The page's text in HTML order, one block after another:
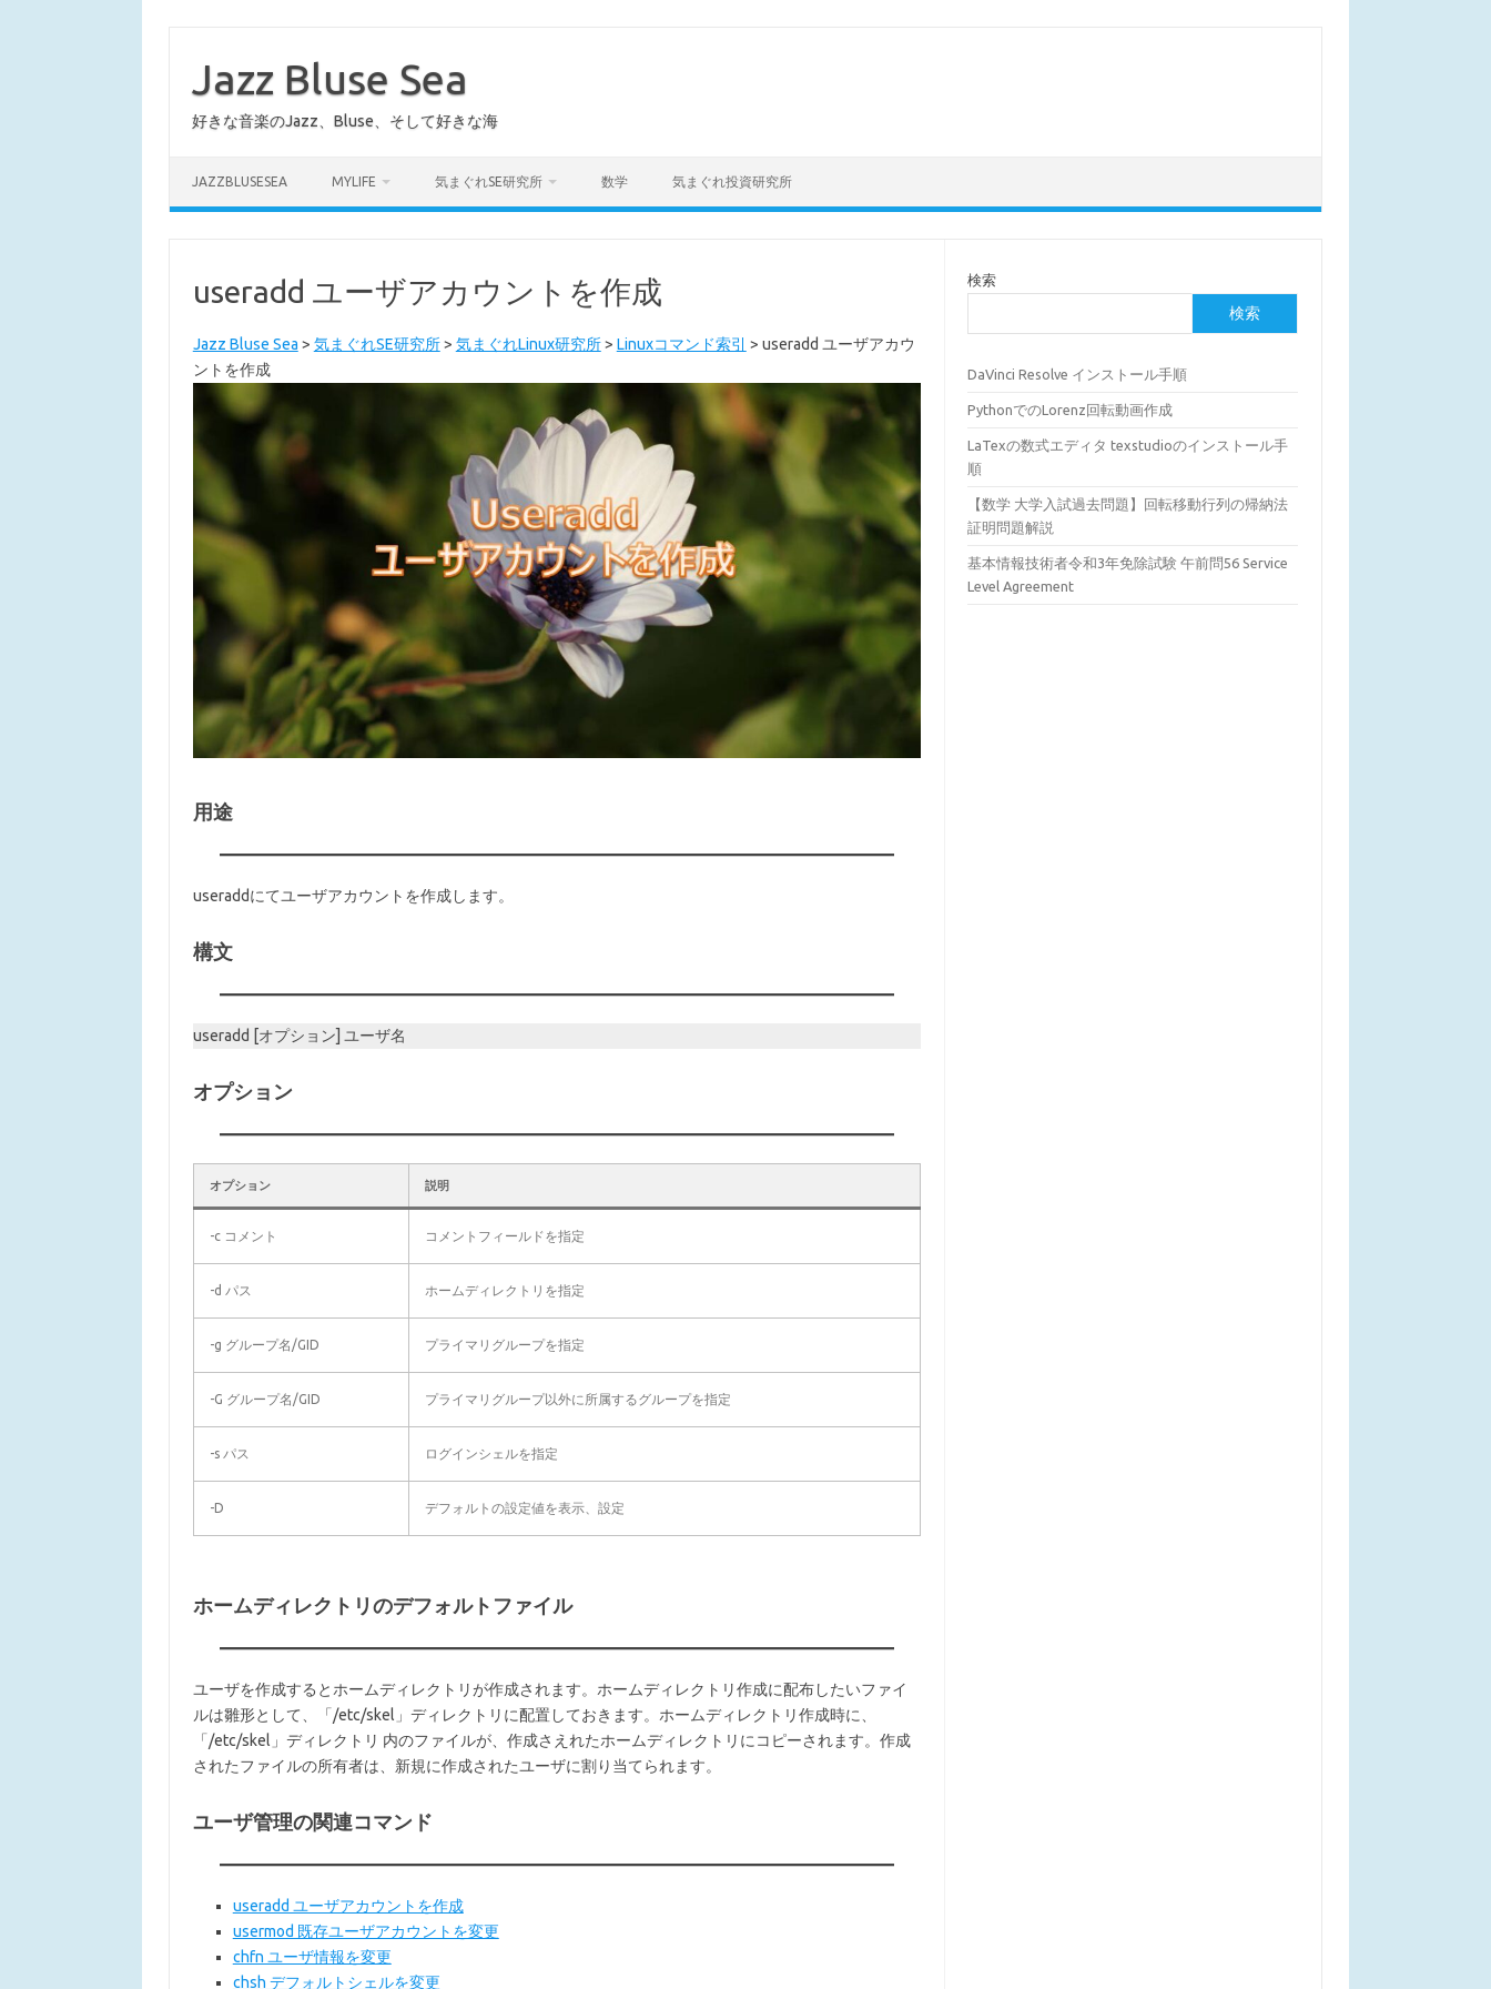
Jazz Bluse Sea
好きな音楽のJazz、Bluse、そして好きな海
JAZZBLUSESEA MYLIFE 気まぐれSE研究所 数学 気まぐれ投資研究所
useradd ユーザアカウントを作成
Jazz Bluse Sea > 気まぐれSE研究所> 気まぐれLinux研究所> Linuxコマンド索引 > useradd ユーザアカウ
ントを作成
用途
useraddにてユーザアカウントを作成します。
構文
useradd [オプション] ユーザ名
オプション
オプション 説明
-c コメント コメントフィールドを指定
-d パス ホームディレクトリを指定
-g グループ名/GID プライマリグループを指定
-G グループ名/GID プライマリグループ以外に所属するグループを指定
-s パス ログインシェルを指定
-D デフォルトの設定値を表示、設定
ホームディレクトリのデフォルトファイル
ユーザを作成するとホームディレクトリが作成されます。ホームディレクトリ作成に配布したいファイ
ルは雛形として、「/etc/skel」ディレクトリに配置しておきます。ホームディレクトリ作成時に、
「/etc/skel」ディレクトリ 内のファイルが、作成さえれたホームディレクトリにコピーされます。作成
されたファイルの所有者は、新規に作成されたユーザに割り当てられます。
ユーザ管理の関連コマンド
useradd ユーザアカウントを作成
usermod 既存ユーザアカウントを変更
chfn ユーザ情報を変更
chsh デフォルトシェルを変更
検索
検索
DaVinci Resolve インストール手順
PythonでのLorenz回転動画作成
LaTexの数式エディタ texstudioのインストール手
順
【数学 大学入試過去問題】回転移動行列の帰納法
証明問題解説
基本情報技術者令和3年免除試験 午前問56 Service
Level Agreement